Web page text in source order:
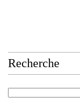
Recherche